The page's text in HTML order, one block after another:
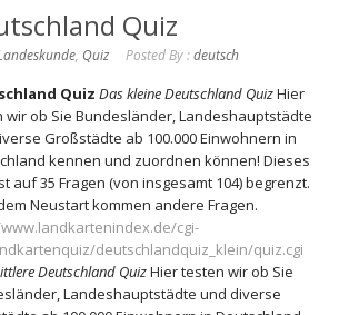
Quiz
, Quiz Posted By :deutsch
Quiz Das kleine Deutschland QuizHier
wir ob Sie Bundesländer, Landeshauptstädte
Großstädte ab 100.000 Einwohnern in
kennen und zuordnen können! Dieses
auf 35 Fragen (von insgesamt 104) begrenzt.
Neustart kommen andere Fragen.
cgi-
deutschlandquiz_klein/quiz.cgi
Deutschland QuizHier testen wir ob Sie
Landeshauptstädte und diverse